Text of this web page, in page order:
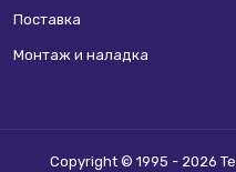
Поставка
Монтаж и наладка
Copyright © 1995 - 2026